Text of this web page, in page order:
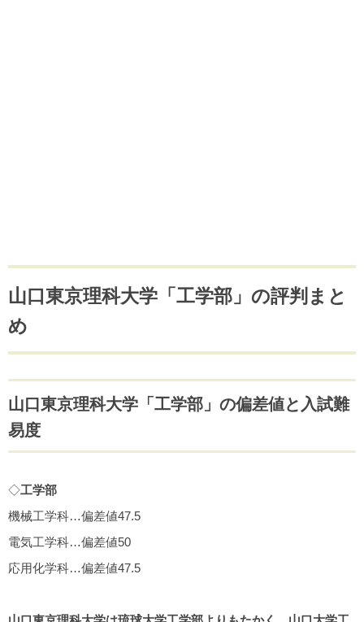
山口東京理科大学「工学部」の評判まと
め
山口東京理科大学「工学部」の偏差値と入試難
易度
◇工学部
機械工学科…偏差値47.5
電気工学科…偏差値50
応用化学科…偏差値47.5